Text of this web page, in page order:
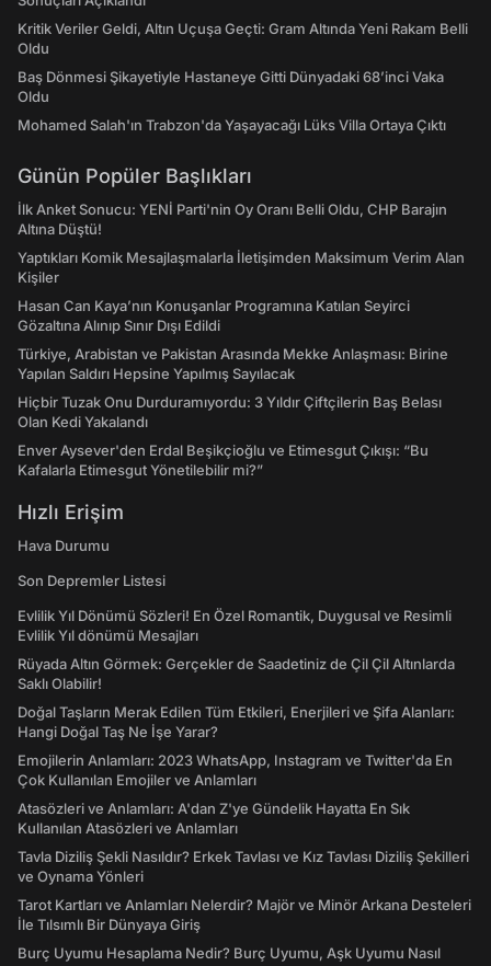
Kritik Veriler Geldi, Altın Uçuşa Geçti: Gram Altında Yeni Rakam Belli
Oldu
Baş Dönmesi Şikayetiyle Hastaneye Gitti Dünyadaki 68’inci Vaka
Oldu
Mohamed Salah'ın Trabzon'da Yaşayacağı Lüks Villa Ortaya Çıktı
Günün Popüler Başlıkları
İlk Anket Sonucu: YENİ Parti'nin Oy Oranı Belli Oldu, CHP Barajın
Altına Düştü!
Yaptıkları Komik Mesajlaşmalarla İletişimden Maksimum Verim Alan
Kişiler
Hasan Can Kaya’nın Konuşanlar Programına Katılan Seyirci
Gözaltına Alınıp Sınır Dışı Edildi
Türkiye, Arabistan ve Pakistan Arasında Mekke Anlaşması: Birine
Yapılan Saldırı Hepsine Yapılmış Sayılacak
Hiçbir Tuzak Onu Durduramıyordu: 3 Yıldır Çiftçilerin Baş Belası
Olan Kedi Yakalandı
Enver Aysever'den Erdal Beşikçioğlu ve Etimesgut Çıkışı: “Bu
Kafalarla Etimesgut Yönetilebilir mi?”
Hızlı Erişim
Hava Durumu
Son Depremler Listesi
Evlilik Yıl Dönümü Sözleri! En Özel Romantik, Duygusal ve Resimli
Evlilik Yıl dönümü Mesajları
Rüyada Altın Görmek: Gerçekler de Saadetiniz de Çil Çil Altınlarda
Saklı Olabilir!
Doğal Taşların Merak Edilen Tüm Etkileri, Enerjileri ve Şifa Alanları:
Hangi Doğal Taş Ne İşe Yarar?
Emojilerin Anlamları: 2023 WhatsApp, Instagram ve Twitter'da En
Çok Kullanılan Emojiler ve Anlamları
Atasözleri ve Anlamları: A'dan Z'ye Gündelik Hayatta En Sık
Kullanılan Atasözleri ve Anlamları
Tavla Diziliş Şekli Nasıldır? Erkek Tavlası ve Kız Tavlası Diziliş Şekilleri
ve Oynama Yönleri
Tarot Kartları ve Anlamları Nelerdir? Majör ve Minör Arkana Desteleri
İle Tılsımlı Bir Dünyaya Giriş
Burç Uyumu Hesaplama Nedir? Burç Uyumu, Aşk Uyumu Nasıl